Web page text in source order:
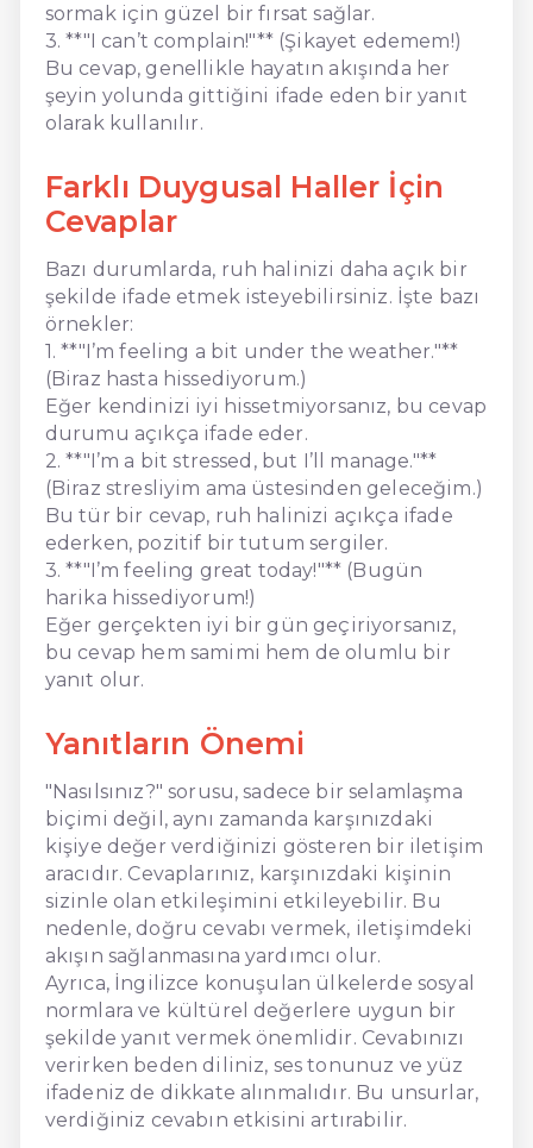
sormak için güzel bir fırsat sağlar.
3. **"I can’t complain!"** (Şikayet edemem!)
Bu cevap, genellikle hayatın akışında her
şeyin yolunda gittiğini ifade eden bir yanıt
olarak kullanılır.
Farklı Duygusal Haller İçin
Cevaplar
Bazı durumlarda, ruh halinizi daha açık bir
şekilde ifade etmek isteyebilirsiniz. İşte bazı
örnekler:
1. **"I’m feeling a bit under the weather."**
(Biraz hasta hissediyorum.)
Eğer kendinizi iyi hissetmiyorsanız, bu cevap
durumu açıkça ifade eder.
2. **"I’m a bit stressed, but I’ll manage."**
(Biraz stresliyim ama üstesinden geleceğim.)
Bu tür bir cevap, ruh halinizi açıkça ifade
ederken, pozitif bir tutum sergiler.
3. **"I’m feeling great today!"** (Bugün
harika hissediyorum!)
Eğer gerçekten iyi bir gün geçiriyorsanız,
bu cevap hem samimi hem de olumlu bir
yanıt olur.
Yanıtların Önemi
"Nasılsınız?" sorusu, sadece bir selamlaşma
biçimi değil, aynı zamanda karşınızdaki
kişiye değer verdiğinizi gösteren bir iletişim
aracıdır. Cevaplarınız, karşınızdaki kişinin
sizinle olan etkileşimini etkileyebilir. Bu
nedenle, doğru cevabı vermek, iletişimdeki
akışın sağlanmasına yardımcı olur.
Ayrıca, İngilizce konuşulan ülkelerde sosyal
normlara ve kültürel değerlere uygun bir
şekilde yanıt vermek önemlidir. Cevabınızı
verirken beden diliniz, ses tonunuz ve yüz
ifadeniz de dikkate alınmalıdır. Bu unsurlar,
verdiğiniz cevabın etkisini artırabilir.